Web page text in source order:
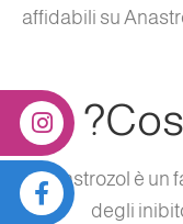
affidabili su
L’anastrozol è
degli